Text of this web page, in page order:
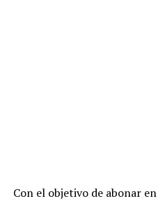
Con el objetivo de abonar